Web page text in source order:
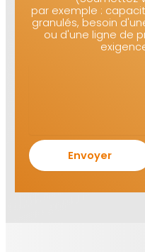
par exemple :
granulés, besoin
ou d'une ligne de